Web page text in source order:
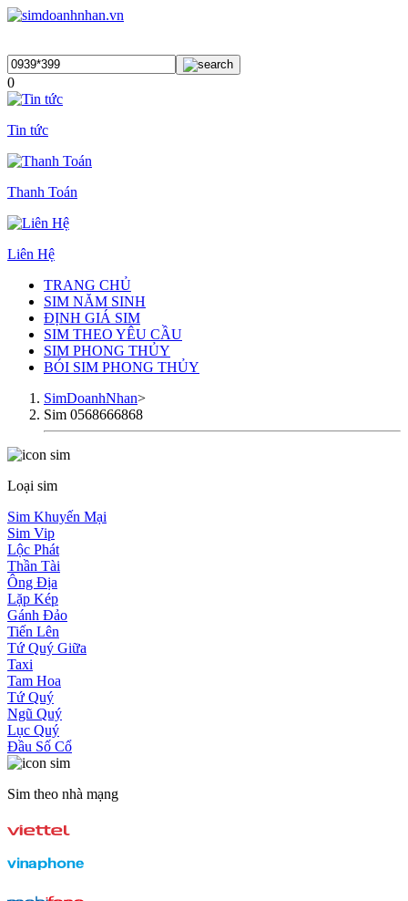
0
Tin tức
Thanh Toán
Liên Hệ
TRANG CHỦ
SIM NĂM SINH
ĐỊNH GIÁ SIM
SIM THEO YÊU CẦU
SIM PHONG THỦY
BÓI SIM PHONG THỦY
SimDoanhNhan>
Sim 0568666868
Loại sim
Sim Khuyến Mại
Sim Vip
Lộc Phát
Thần Tài
Ông Địa
Lặp Kép
Gánh Đảo
Tiến Lên
Tứ Quý Giữa
Taxi
Tam Hoa
Tứ Quý
Ngũ Quý
Lục Quý
Đầu Số Cổ
Sim theo nhà mạng